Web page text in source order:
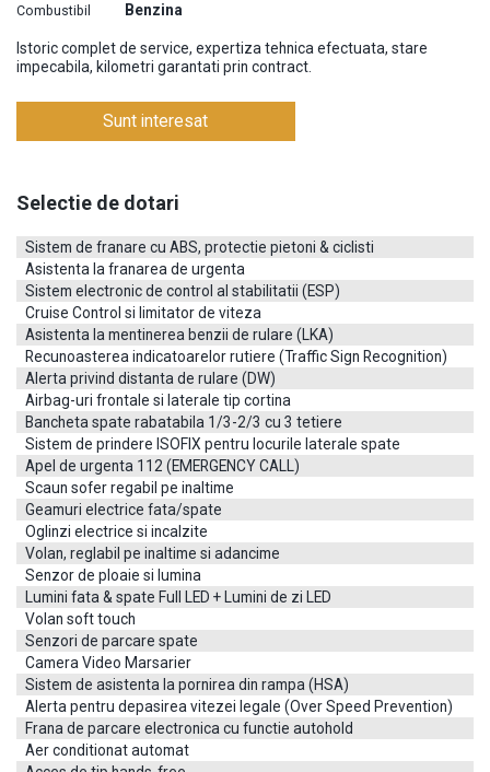
Combustibil Benzina
Istoric complet de service, expertiza tehnica efectuata, stare
impecabila, kilometri garantati prin contract.
Sunt interesat
Informatiile despre masina (Renault Clio V benzina/100 CP) sunt trimise automat.
Acesta masina fiind vanduta, intelegem ca sunteti interesat de una similara.
Nume *
Email *
Telefon *
Alternativ, ne puteti contacta la telefon, pe facebook
messenger sau direct pe adresele de email, ori ne puteti
vizita la sediu.
Selectie de dotari
Sistem de franare cu ABS, protectie pietoni & ciclisti
Asistenta la franarea de urgenta
Sistem electronic de control al stabilitatii (ESP)
Cruise Control si limitator de viteza
Asistenta la mentinerea benzii de rulare (LKA)
Recunoasterea indicatoarelor rutiere (Traffic Sign Recognition)
Alerta privind distanta de rulare (DW)
Airbag-uri frontale si laterale tip cortina
Bancheta spate rabatabila 1/3-2/3 cu 3 tetiere
Sistem de prindere ISOFIX pentru locurile laterale spate
Apel de urgenta 112 (EMERGENCY CALL)
Scaun sofer regabil pe inaltime
Geamuri electrice fata/spate
Oglinzi electrice si incalzite
Volan, reglabil pe inaltime si adancime
Senzor de ploaie si lumina
Lumini fata & spate Full LED + Lumini de zi LED
Volan soft touch
Senzori de parcare spate
Camera Video Marsarier
Sistem de asistenta la pornirea din rampa (HSA)
Alerta pentru depasirea vitezei legale (Over Speed Prevention)
Frana de parcare electronica cu functie autohold
Aer conditionat automat